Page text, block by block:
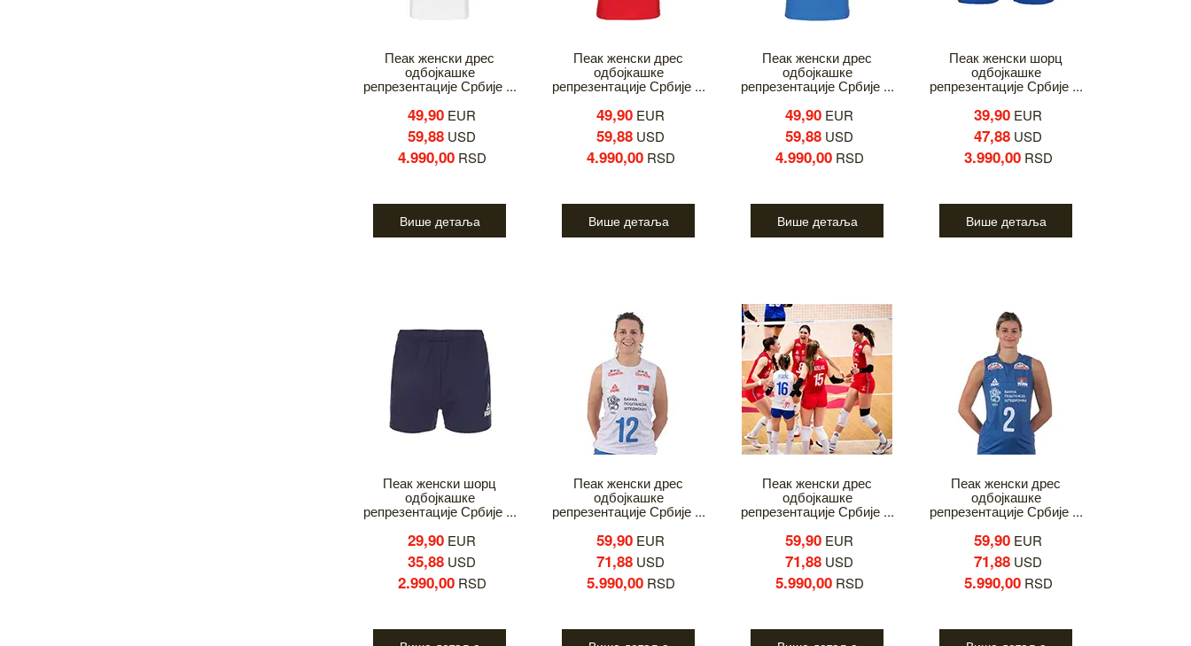
Пеак женски дрес
одбојкашке
репрезентације Србије ...
49,90 EUR
59,88 USD
4.990,00RSD
Више детаља
Пеак женски дрес
одбојкашке
репрезентације Србије ...
49,90 EUR
59,88 USD
4.990,00RSD
Више детаља
Пеак женски дрес
одбојкашке
репрезентације Србије ...
49,90 EUR
59,88 USD
4.990,00RSD
Више детаља
Пеак женски шорц
одбојкашке
репрезентације Србије ...
39,90 EUR
47,88 USD
3.990,00RSD
Више детаља
Пеак женски шорц
одбојкашке
репрезентације Србије ...
29,90 EUR
35,88 USD
2.990,00RSD
Пеак женски дрес
одбојкашке
репрезентације Србије ...
59,90 EUR
71,88 USD
5.990,00RSD
Пеак женски дрес
одбојкашке
репрезентације Србије ...
59,90 EUR
71,88 USD
5.990,00RSD
Пеак женски дрес
одбојкашке
репрезентације Србије ...
59,90 EUR
71,88 USD
5.990,00RSD